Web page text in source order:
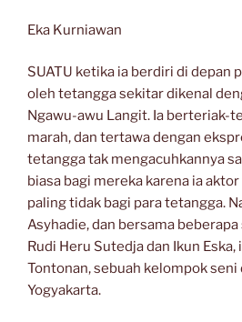
Lebih
Nyaring”
Eka Kurniawan
SUATU ketika ia berdiri di depan
oleh tetangga sekitar dikenal
Ngawu-awu Langit. Ia berteriak-
marah, dan tertawa dengan
tetangga tak mengacuhkannya
biasa bagi mereka karena ia
paling tidak bagi para tetangga.
Asyhadie, dan bersama
Rudi Heru Sutedja dan Ikun
Tontonan, sebuah kelompok seni
Yogyakarta.